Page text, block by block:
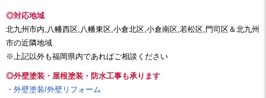
◎対応地域
北九州市内,八幡西区,八幡東区,小倉北区,小倉南区,若松区,門司区＆北九州
市の近隣地域
※上記以外も福岡県内であればご相談ください
◎外壁塗装・屋根塗装・防水工事も承ります
・外壁塗装/外壁リフォーム